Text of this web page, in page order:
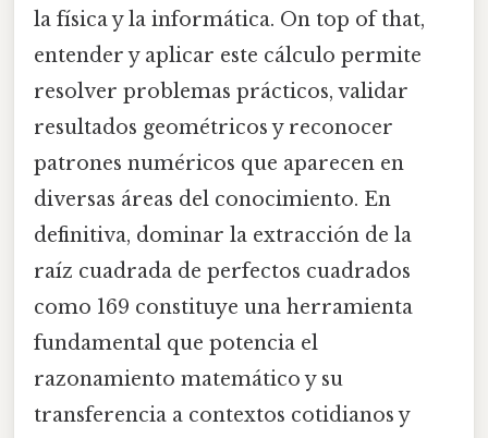
la física y la informática. On top of that,
entender y aplicar este cálculo permite
resolver problemas prácticos, validar
resultados geométricos y reconocer
patrones numéricos que aparecen en
diversas áreas del conocimiento. En
definitiva, dominar la extracción de la
raíz cuadrada de perfectos cuadrados
como 169 constituye una herramienta
fundamental que potencia el
razonamiento matemático y su
transferencia a contextos cotidianos y